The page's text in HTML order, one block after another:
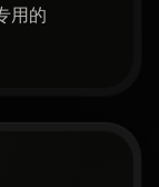
用的